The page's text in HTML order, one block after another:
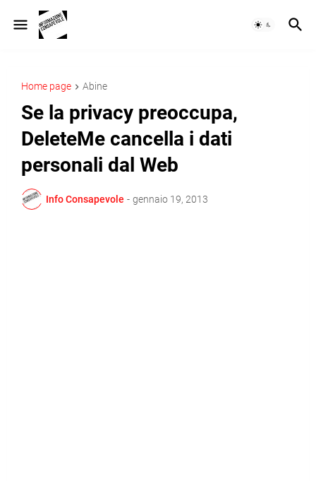
Home page Abine
Se la privacy preoccupa,
DeleteMe cancella i dati
personali dal Web
Info Consapevole - gennaio 19, 2013